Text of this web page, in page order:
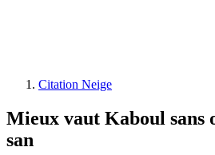
Citation Neige
Mieux vaut Kaboul sans
san